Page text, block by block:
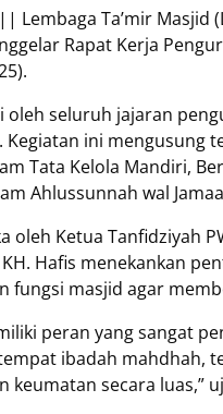
|| Lembaga Ta’mir Masjid
Rapat Kerja
seluruh jajaran
ini mengusung
Tata Kelola Mandiri,
Ahlussunnah wal
oleh Ketua Tanfidziyah
Hafis menekankan
fungsi masjid agar
peran yang sangat
ibadah mahdhah,
keumatan secara luas,”